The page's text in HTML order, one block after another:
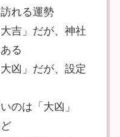
れる運勢
吉」だが、神社
る
凶」だが、設定
のは「大凶」